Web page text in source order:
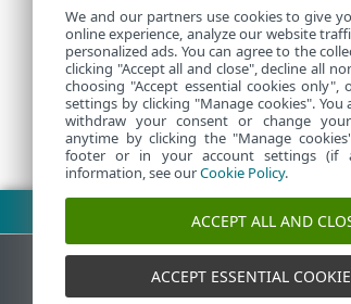
Base de
We and our partners use cookies to give
online experience, analyze our website
personalized ads. You can agree to the
clicking "Accept all and close", decline all
choosing "Accept essential cookies only",
settings by clicking "Manage cookies".
withdraw your consent or change
anytime by clicking the "Manage
footer or in your account settings (if
information, see ourCookie Policy.
ACCEPT ALL AND
ACCEPT ESSENTIAL